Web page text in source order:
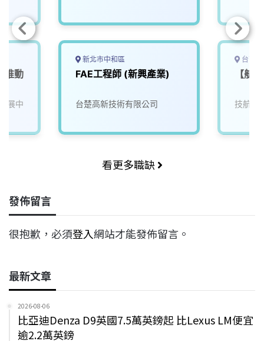
推動
展中
新北市中和區
FAE工程師 (新興產業)
台楚高新技術有限公司
台南
【航
技航科
看更多職缺
發佈留言
很抱歉，必須登入網站才能發佈留言。
最新文章
2026-08-06
比亞迪Denza D9英國7.5萬英鎊起 比Lexus LM便宜
逾2.2萬英鎊